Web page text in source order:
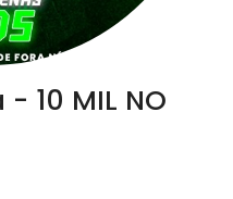
- 10 MIL NO